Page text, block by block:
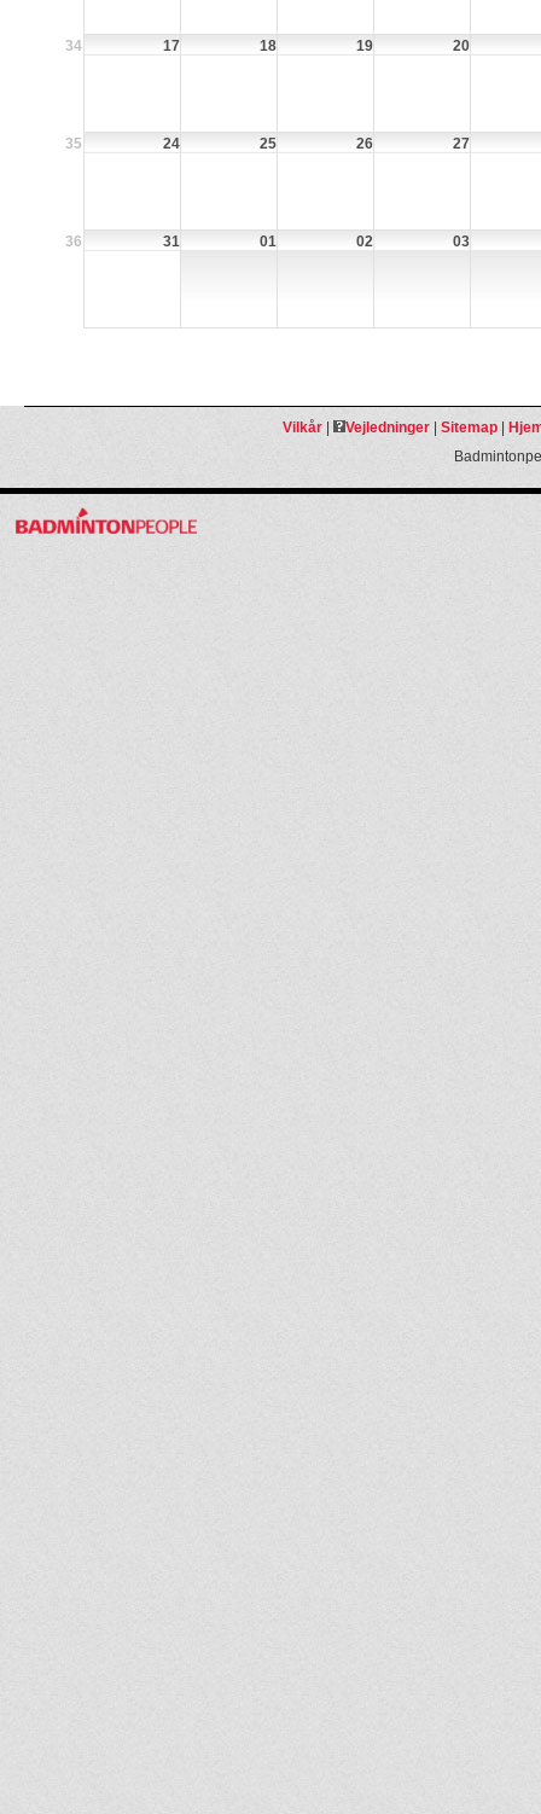
34 17 18 19 20
35 24 25 26 27
36 31 01 02 03
Vilkår| Vejledninger| Sitemap|